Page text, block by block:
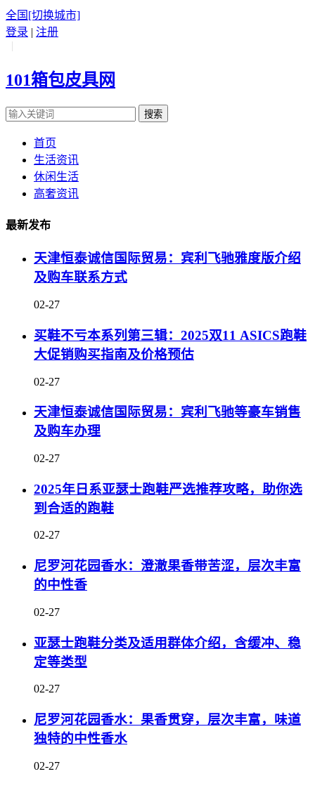
全国 [切换城市]
登录 | 注册
|
101箱包皮具网
搜索
首页
生活资讯
休闲生活
高奢资讯
最新发布
天津恒泰诚信国际贸易：宾利飞驰雅度版介绍
及购车联系方式
02-27
买鞋不亏本系列第三辑：2025双11 ASICS跑鞋
大促销购买指南及价格预估
02-27
天津恒泰诚信国际贸易：宾利飞驰等豪车销售
及购车办理
02-27
2025年日系亚瑟士跑鞋严选推荐攻略，助你选
到合适的跑鞋
02-27
尼罗河花园香水：澄澈果香带苦涩，层次丰富
的中性香
02-27
亚瑟士跑鞋分类及适用群体介绍，含缓冲、稳
定等类型
02-27
尼罗河花园香水：果香贯穿，层次丰富，味道
独特的中性香水
02-27